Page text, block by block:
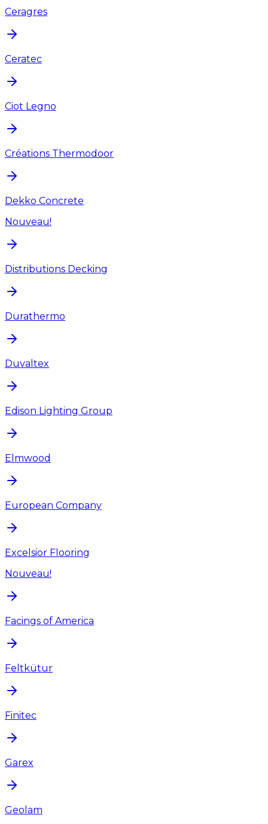
Ceragres
Ceratec
Ciot Legno
Créations Thermodoor
Dekko Concrete
Nouveau!
Distributions Decking
Durathermo
Duvaltex
Edison Lighting Group
Elmwood
European Company
Excelsior Flooring
Nouveau!
Facings of America
Feltkütur
Finitec
Garex
Geolam